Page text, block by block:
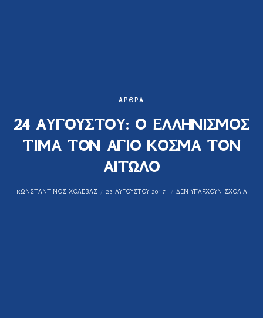
ΆΡΘΡΑ
24 ΑΥΓΟΥΣΤΟΥ: Ο ΕΛΛΗΝΙΣΜΟΣ
ΤΙΜΑ ΤΟΝ ΑΓΙΟ ΚΟΣΜΑ ΤΟΝ
ΑΙΤΩΛΟ
KΩΝΣΤΑΝΤΊΝΟΣ ΧΟΛΈΒΑΣ 23 ΑΥΓΟΎΣΤΟΥ 2017 ΔΕΝ ΥΠΆΡΧΟΥΝ ΣΧΌΛΙΑ